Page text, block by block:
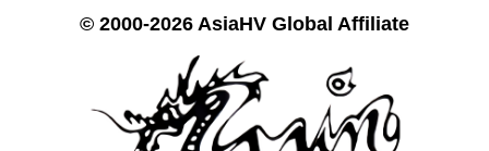
© 2000-2026 AsiaHV Global Affiliate